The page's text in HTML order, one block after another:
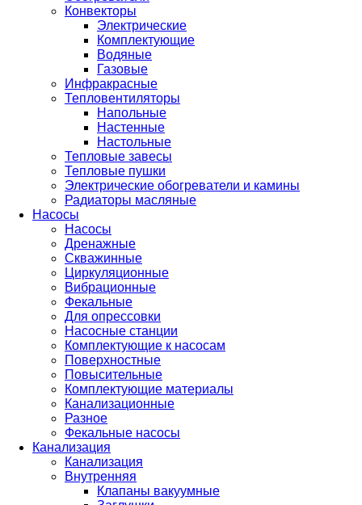
Конвекторы
Электрические
Комплектующие
Водяные
Газовые
Инфракрасные
Тепловентиляторы
Напольные
Настенные
Настольные
Тепловые завесы
Тепловые пушки
Электрические обогреватели и камины
Радиаторы масляные
Насосы
Насосы
Дренажные
Скважинные
Циркуляционные
Вибрационные
Фекальные
Для опрессовки
Насосные станции
Комплектующие к насосам
Поверхностные
Повысительные
Комплектующие материалы
Канализационные
Разное
Фекальные насосы
Канализация
Канализация
Внутренняя
Клапаны вакуумные